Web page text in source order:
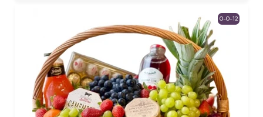
0-0-12